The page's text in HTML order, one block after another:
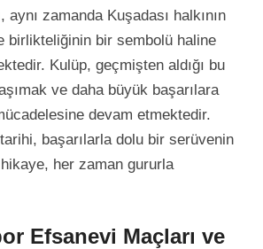
aynı zamanda Kuşadası halkının
birlikteliğinin bir sembolü haline
Kulüp, geçmişten aldığı bu
ve daha büyük başarılara
devam etmektedir.
başarılarla dolu bir serüvenin
her zaman gururla
Efsanevi Maçları ve